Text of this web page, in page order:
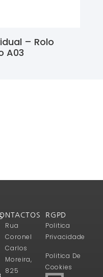
– Rolo
A03
Rua
Coronel
Carlos
Moreira,
825
RGPD
Politica
Privacidade
Politica De
Cookies